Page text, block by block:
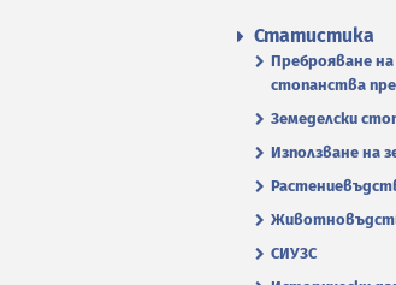
Статистика
Преброяване
стопанства
Земеделски
Използване на
СИУЗС